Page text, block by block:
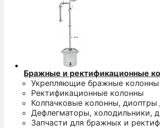
Бражные и ректификационные
Укрепляющие бражные
Ректификационные колонны
Колпачковые колонны,
Дефлегматоры, холодильники,
Запчасти для бражных и